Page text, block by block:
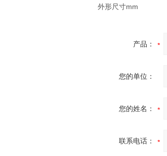
外形尺寸mm
产品：
您的单位：
您的姓名：
联系电话：